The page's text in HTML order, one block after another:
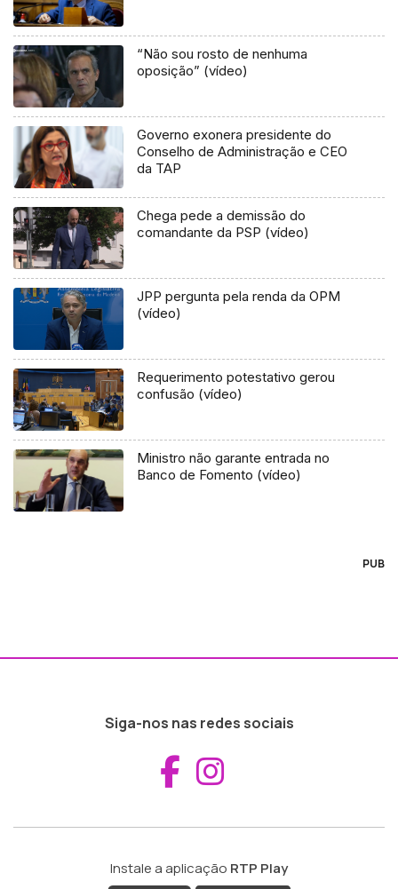
“Não sou rosto de nenhuma
oposição” (vídeo)
Governo exonera presidente do
Conselho de Administração e CEO
da TAP
Chega pede a demissão do
comandante da PSP (vídeo)
JPP pergunta pela renda da OPM
(vídeo)
Requerimento potestativo gerou
confusão (vídeo)
Ministro não garante entrada no
Banco de Fomento (vídeo)
PUB
Siga-nos nas redes sociais
Aceder ao
Instale a aplicação RTP Play